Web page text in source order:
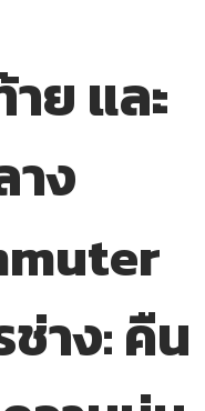
ย และ
ง
าง: คืน